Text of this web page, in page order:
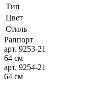
Тип
Цвет
Стиль
Раппорт
арт. 9253-21
64 см
арт. 9254-21
64 см